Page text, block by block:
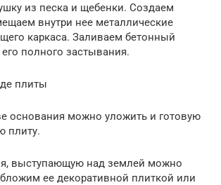
из песка и щебенки. Создаем
внутри нее металлические
каркаса. Заливаем бетонный
полного застывания.
плиты
основания можно уложить и готовую
плиту.
выступающую над землей можно
ее декоративной плиткой или